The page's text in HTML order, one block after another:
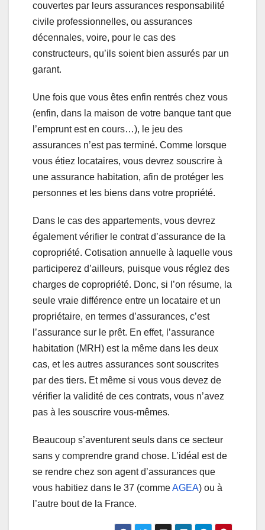
couvertes par leurs assurances responsabilité
civile professionnelles, ou assurances
décennales, voire, pour le cas des
constructeurs, qu’ils soient bien assurés par un
garant.
Une fois que vous êtes enfin rentrés chez vous
(enfin, dans la maison de votre banque tant que
l’emprunt est en cours…), le jeu des
assurances n’est pas terminé. Comme lorsque
vous étiez locataires, vous devrez souscrire à
une assurance habitation, afin de protéger les
personnes et les biens dans votre propriété.
Dans le cas des appartements, vous devrez
également vérifier le contrat d’assurance de la
copropriété. Cotisation annuelle à laquelle vous
participerez d’ailleurs, puisque vous réglez des
charges de copropriété. Donc, si l’on résume, la
seule vraie différence entre un locataire et un
propriétaire, en termes d’assurances, c’est
l’assurance sur le prêt. En effet, l’assurance
habitation (MRH) est la même dans les deux
cas, et les autres assurances sont souscrites
par des tiers. Et même si vous vous devez de
vérifier la validité de ces contrats, vous n’avez
pas à les souscrire vous-mêmes.
Beaucoup s’aventurent seuls dans ce secteur
sans y comprendre grand chose. L’idéal est de
se rendre chez son agent d’assurances que
vous habitiez dans le 37 (commeAGEA) ou à
l’autre bout de la France.